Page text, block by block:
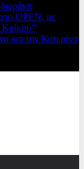
OPEN, με
και την Κατερίνα